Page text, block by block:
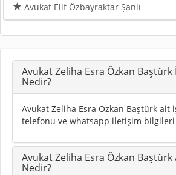
Avukat Elif Özbayraktar Şanlı
Avukat Zeliha Esra Özkan
Nedir?
Avukat Zeliha Esra Özkan Baştürk ait
telefonu ve whatsapp iletişim bilgileri
Avukat Zeliha Esra Özkan Baştürk
Nedir?